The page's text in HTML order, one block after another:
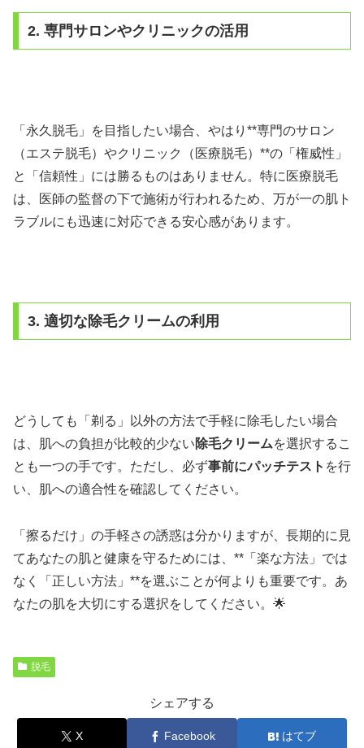
2. 専門サロンやクリニックの活用
「永久脱毛」を目指したい場合、やはり**専門のサロン
（エステ脱毛）やクリニック（医療脱毛）**の「権威性」
と「信頼性」には勝るものはありません。特に医療脱毛
は、医師の監督の下で施術が行われるため、万が一の肌ト
ラブルにも迅速に対応できる安心感があります。
3. 適切な除毛クリームの利用
どうしても「剃る」以外の方法で手軽に除毛したい場合
は、肌への負担が比較的少ない除毛クリームを選択するこ
とも一つの手です。ただし、必ず事前にパッチテスト を行
い、肌への適合性を確認してください。
「擦るだけ」の手軽さの誘惑は分かりますが、長期的に見
てあなたの肌と健康を守るためには、**「楽な方法」では
なく「正しい方法」**を選ぶことが何よりも重要です。あ
なたの肌を大切にする選択をしてください。🌟
脱毛
シェアする
X Facebook はてブ